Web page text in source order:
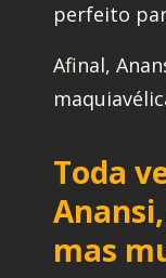
perfeito
Afinal,
Toda
mas